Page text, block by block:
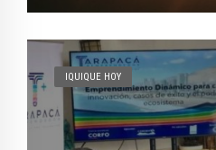
IQUIQUE HOY